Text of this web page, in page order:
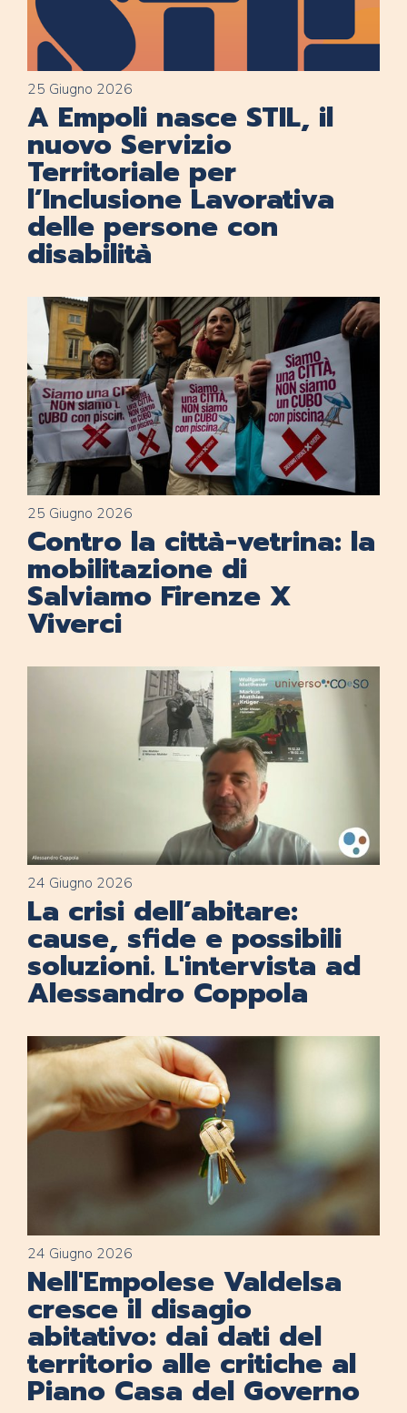
25 Giugno 2026
A Empoli nasce STIL, il
nuovo Servizio
Territoriale per
l’Inclusione Lavorativa
delle persone con
disabilità
25 Giugno 2026
Contro la città-vetrina: la
mobilitazione di
Salviamo Firenze X
Viverci
24 Giugno 2026
La crisi dell’abitare:
cause, sfide e possibili
soluzioni. L'intervista ad
Alessandro Coppola
24 Giugno 2026
Nell'Empolese Valdelsa
cresce il disagio
abitativo: dai dati del
territorio alle critiche al
Piano Casa del Governo